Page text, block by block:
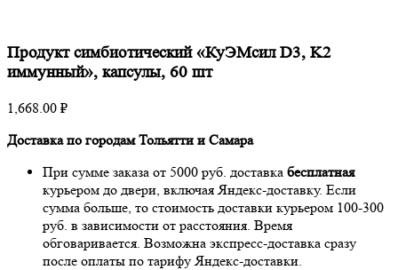
Продукт симбиотический «КуЭМсил D3, K2
иммунный», капсулы, 60 шт
1,668.00 ₽
Доставка по городам Тольятти и Самара
При сумме заказа от 5000 руб. доставка бесплатная
курьером до двери, включая Яндекс-доставку. Если
сумма больше, то стоимость доставки курьером 100-300
руб. в зависимости от расстояния. Время
обговаривается. Возможна экспресс-доставка сразу
после оплаты по тарифу Яндекс-доставки.